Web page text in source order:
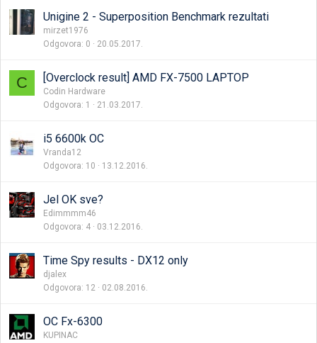
Unigine 2 - Superposition Benchmark rezultati
mirzet1976
Odgovora 0 20.05.2017.
C [Overclock result] AMD FX-7500 LAPTOP
Codin Hardware
Odgovora 1 21.03.2017.
i5 6600k OC
Vranda12
Odgovora 10 13.12.2016.
Jel OK sve?
Edimmmm46
Odgovora 4 03.12.2016.
Time Spy results - DX12 only
djalex
Odgovora 12 02.08.2016.
OC Fx-6300
KUPINAC